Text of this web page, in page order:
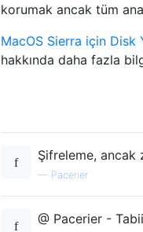
korumak ancak tüm
MacOS Sierra için Disk
hakkında daha fazla
Şifreleme, ancak
— Pacerier
@ Pacerier -